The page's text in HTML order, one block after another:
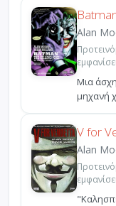
Alan
Μια
μηχανή
V for
Alan